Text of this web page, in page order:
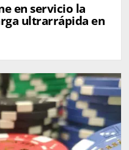
en servicio la
ultrarrápida en